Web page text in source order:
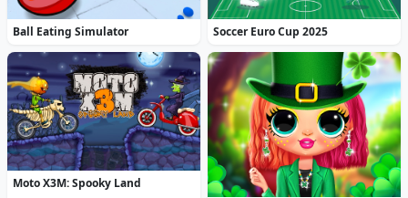
Ball Eating Simulator Soccer Euro Cup 2025
Moto X3M: Spooky Land